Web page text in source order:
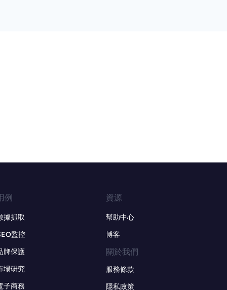
例
據抓取
監控
牌保護
場研究
子商務
資源
幫助中心
博客
關於我們
服務條款
隱私政策